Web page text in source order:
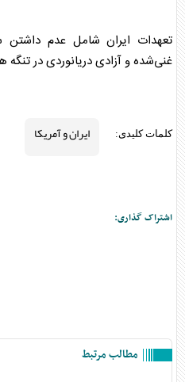
تعهدات ‌ایران شامل عدم داشتن
غنی‌شده و آزادی دریانوردی در
کلمات کلیدی: ایران و آمریکا
اشتراک گذاری:
مطالب مرتبط